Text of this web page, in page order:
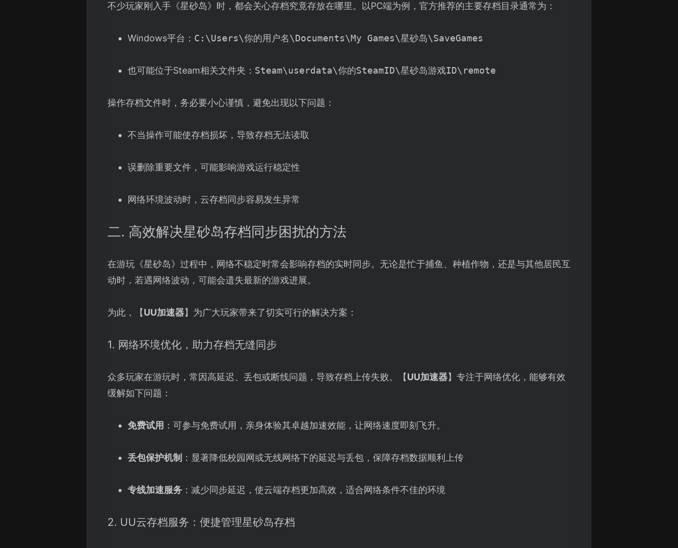
不少玩家刚入手《星砂岛》时，都会关心存档究竟存放在哪里。以PC端为例，官方推荐的主要存档目录通常为：
Windows平台： C:\Users\你的用户名\Documents\My Games\星砂岛\SaveGames
也可能位于Steam相关文件夹： Steam\userdata\你的SteamID\星砂岛游戏ID\remote
操作存档文件时，务必要小心谨慎，避免出现以下问题：
不当操作可能使存档损坏，导致存档无法读取
误删除重要文件，可能影响游戏运行稳定性
网络环境波动时，云存档同步容易发生异常
二. 高效解决星砂岛存档同步困扰的方法
在游玩《星砂岛》过程中，网络不稳定时常会影响存档的实时同步。无论是忙于捕鱼、种植作物，还是与其他居民互
动时，若遇网络波动，可能会遗失最新的游戏进展。
为此，【UU加速器】为广大玩家带来了切实可行的解决方案：
1. 网络环境优化，助力存档无缝同步
众多玩家在游玩时，常因高延迟、丢包或断线问题，导致存档上传失败。【UU加速器】专注于网络优化，能够有效
缓解如下问题：
免费试用 ：可参与免费试用，亲身体验其卓越加速效能，让网络速度即刻飞升。
丢包保护机制 ：显著降低校园网或无线网络下的延迟与丢包，保障存档数据顺利上传
专线加速服务：减少同步延迟，使云端存档更加高效，适合网络条件不佳的环境
2. UU云存档服务：便捷管理星砂岛存档